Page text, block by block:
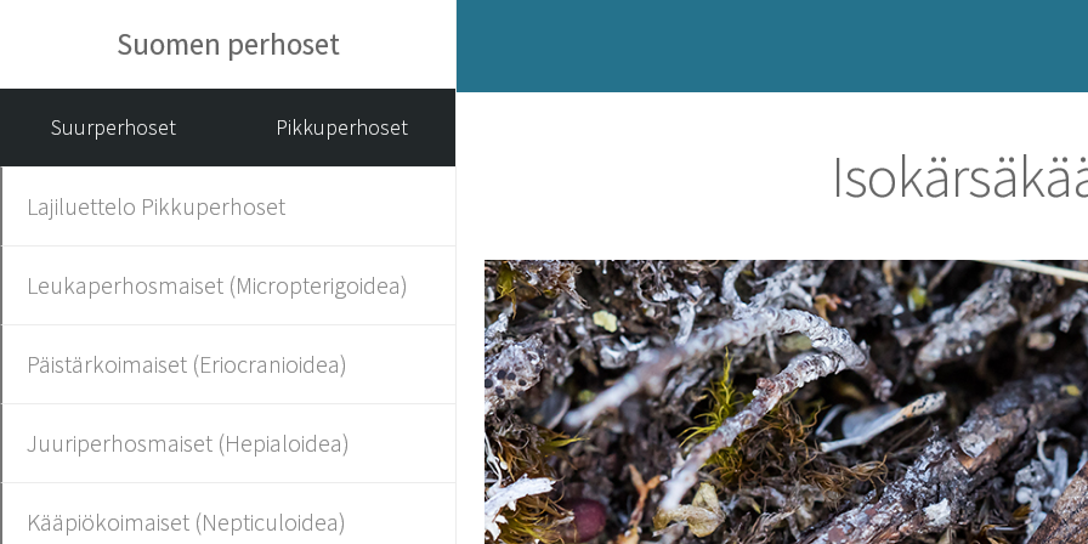
Suomen perhoset
Suurperhoset Pikkuperhoset
Lajiluettelo Pikkuperhoset
Leukaperhosmaiset (Micropterigoidea)
Päistärkoimaiset (Eriocranioidea)
Juuriperhosmaiset (Hepialoidea)
Kääpiökoimaiset (Nepticuloidea)